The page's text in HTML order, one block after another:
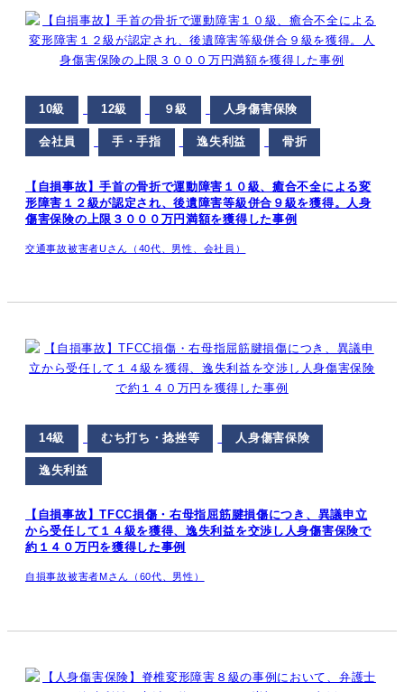
10級 12級 ９級 人身傷害保険
会社員 手・手指 逸失利益 骨折
【自損事故】手首の骨折で運動障害１０級、癒合不全による変
形障害１２級が認定され、後遺障害等級併合９級を獲得。人身
傷害保険の上限３０００万円満額を獲得した事例
交通事故被害者Uさん（40代、男性、会社員）
14級 むち打ち・捻挫等 人身傷害保険
逸失利益
【自損事故】TFCC損傷・右母指屈筋腱損傷につき、異議申立
から受任して１４級を獲得、逸失利益を交渉し人身傷害保険で
約１４０万円を獲得した事例
自損事故被害者Mさん（60代、男性）